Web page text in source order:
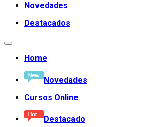
Novedades
Destacados
Home
Novedades
Cursos Online
Destacado